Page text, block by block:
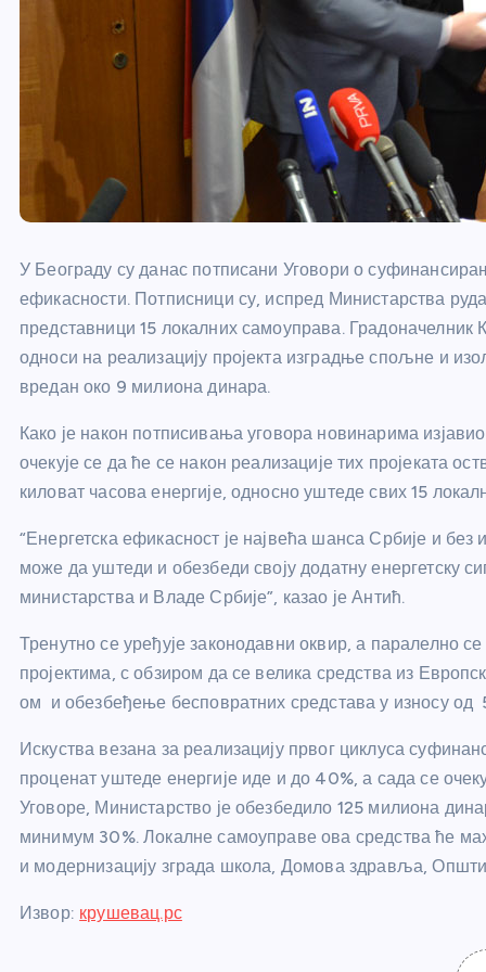
У Београду су данас потписани Уговори о
ефикасности. Потписници су, испред Министарства
представници 15 локалних самоуправа. Градоначелник
односи на реализацију пројекта изградње спољне и
вредан око 9 милиона динара.
Како је након потписивања уговора новинарима
очекује се да ће се након реализације тих пројеката
киловат часова енергије, односно уштеде свих 15
“Енергетска ефикасност је највећа шанса Србије и
може да уштеди и обезбеди своју додатну енергетску
министарства и Владе Србије”, казао је Антић.
Тренутно се уређује законодавни оквир, а паралелно
пројектима, с обзиром да се велика средства из
ом и обезбеђење бесповратних средстава у износу
Искуства везана за реализацију првог циклуса
проценат уштеде енергије иде и до 40%, а сада се
Уговоре, Министарство је обезбедило 125 милиона
минимум 30%. Локалне самоуправе ова средства ће
и модернизацију зграда школа, Домова здравља,
Извор: крушевац.рс